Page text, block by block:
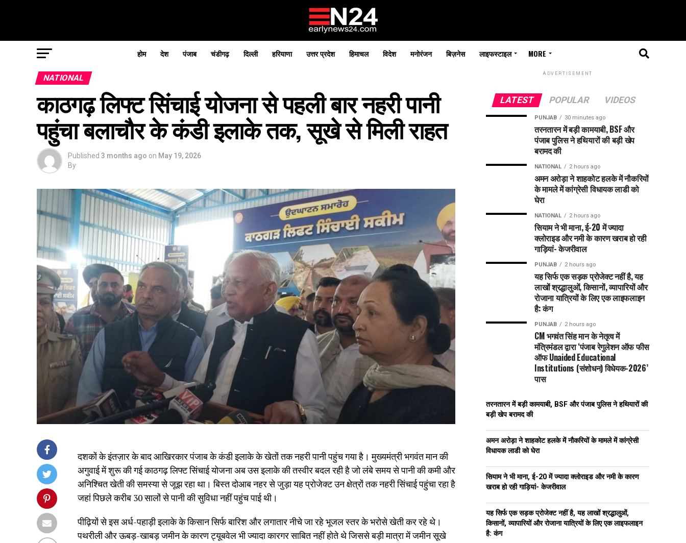
होम देश पंजाब चंडीगढ़ दिल्ली हरियाणा उत्तर प्रदेश हिमाचल विदेश मनोरंजन बिज़नेस लाइफस्टाइल MORE
NATIONAL
काठगढ़ लिफ्ट सिंचाई योजना से पहली बार नहरी पानी
पहुंचा बलाचौर के कंडी इलाके तक, सूखे से मिली राहत
Published 3 months ago on May 19, 2026
By
दशकों के इंतज़ार के बाद आखिरकार पंजाब के कंडी इलाके के खेतों तक नहरी पानी पहुंच गया है। मुख्यमंत्री भगवंत मान की
अगुवाई में शुरू की गई काठगढ़ लिफ्ट सिंचाई योजना अब उस इलाके की तस्वीर बदल रही है जो लंबे समय से पानी की कमी और
अनिश्चित खेती की समस्या से जूझ रहा था। बिस्त दोआब नहर से जुड़ा यह प्रोजेक्ट उन क्षेत्रों तक नहरी सिंचाई पहुंचा रहा है
जहां पिछले करीब 30 सालों से पानी की सुविधा नहीं पहुंच पाई थी।
पीढ़ियों से इस अर्ध-पहाड़ी इलाके के किसान सिर्फ बारिश और लगातार नीचे जा रहे भूजल स्तर के भरोसे खेती कर रहे थे।
पथरीली और ऊबड़-खाबड़ जमीन के कारण ट्यूबवेल भी ज्यादा कारगर साबित नहीं होते थे जिससे बड़ी मात्रा में जमीन सूखे
ADVERTISEMENT
LATEST POPULAR VIDEOS
PUNJAB 30 minutes ago
तरनतारन में बड़ी कामयाबी, BSF और
पंजाब पुलिस ने हथियारों की बड़ी खेप
बरामद की
NATIONAL 2 hours ago
अमन अरोड़ा ने शाहकोट हलके में नौकरियों
के मामले में कांग्रेसी विधायक लाडी को
घेरा
NATIONAL 2 hours ago
सियाम ने भी माना, ई-20 में ज्यादा
क्लोराइड और नमी के कारण खराब हो रही
गाड़ियां- केजरीवाल
PUNJAB 2 hours ago
यह सिर्फ एक सड़क प्रोजेक्ट नहीं है, यह
लाखों श्रद्धालुओं, किसानों, व्यापारियों और
रोजाना यात्रियों के लिए एक लाइफलाइन
है: कंग
PUNJAB 2 hours ago
CM भगवंत सिंह मान के नेतृत्व में
मंत्रिमंडल द्वारा ‘पंजाब रेगुलेशन ऑफ फीस
ऑफ Unaided Educational
Institutions (संशोधन) विधेयक-2026’
पास
तरनतारन में बड़ी कामयाबी, BSF और पंजाब पुलिस ने हथियारों की
बड़ी खेप बरामद की
अमन अरोड़ा ने शाहकोट हलके में नौकरियों के मामले में कांग्रेसी
विधायक लाडी को घेरा
सियाम ने भी माना, ई-20 में ज्यादा क्लोराइड और नमी के कारण
खराब हो रही गाड़ियां- केजरीवाल
यह सिर्फ एक सड़क प्रोजेक्ट नहीं है, यह लाखों श्रद्धालुओं,
किसानों, व्यापारियों और रोजाना यात्रियों के लिए एक लाइफलाइन
है: कंग